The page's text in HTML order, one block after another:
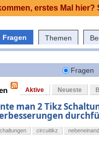
Fragen Themen
Fragen
Aktive Neueste
man 2 Tikz
circuitikz
erstes Mal hier?